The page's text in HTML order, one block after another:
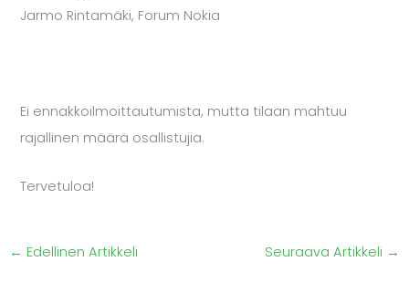
Jarmo Rintamäki, Forum Nokia
Ei ennakkoilmoittautumista, mutta tilaan mahtuu
rajallinen määrä osallistujia.
Tervetuloa!
← Edellinen Artikkeli Seuraava Artikkeli →